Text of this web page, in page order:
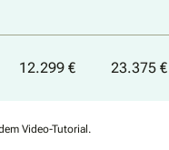
12.299 € 23.375 €
Video-Tutorial.